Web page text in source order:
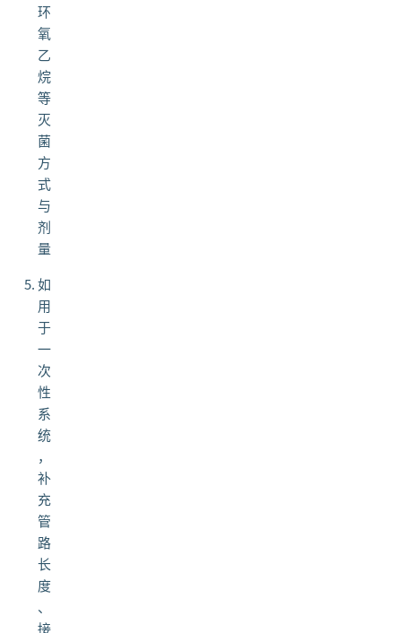
环
氧
乙
烷
等
灭
菌
方
式
与
剂
量
如
用
于
一
次
性
系
统
，
补
充
管
路
长
度
、
接